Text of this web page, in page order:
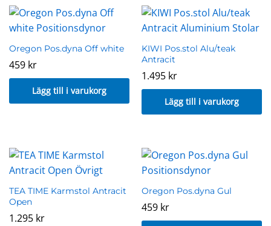
Oregon Pos.dyna Off white
459 kr
Lägg till i varukorg
KIWI Pos.stol Alu/teak
Antracit
1.495 kr
Lägg till i varukorg
TEA TIME Karmstol Antracit
Open
1.295 kr
Oregon Pos.dyna Gul
459 kr